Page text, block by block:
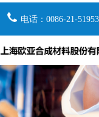
电话：0086-21-